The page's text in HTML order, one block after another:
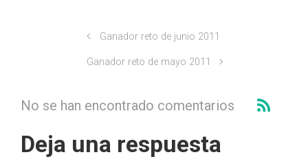
Ganador reto de junio 2011
Ganador reto de mayo 2011
No se han encontrado comentarios
Deja una respuesta